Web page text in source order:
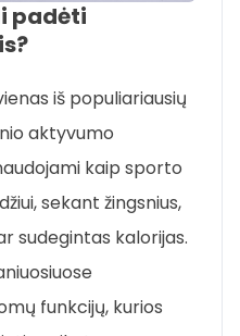
padėti
iš populiariausių
aktyvumo
kaip sporto
sekant žingsnius,
sudegintas kalorijas.
funkcijų, kurios